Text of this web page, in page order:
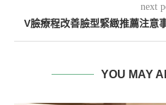
next
V臉療程改善臉型緊緻推薦注意
YOU MAY